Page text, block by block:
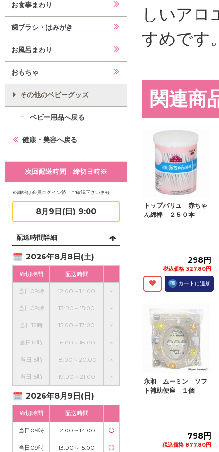
お食事まわり
歯ブラシ・はみがき
お風呂まわり
おもちゃ
その他のベビーグッズ
ベビー用品へ戻る
健康・美容へ戻る
次回配送時間 締切日時※
※詳細は会員ログイン後、ご確認下さいませ。
8月9日(日) 9:00
配送時間詳細
2026年8月8日(土)
締切時間 配送時間
当日09時 12:00～14:00 ×
当日09時 13:00～15:00 ×
当日12時 15:00～17:00 ×
当日12時 16:00～18:00 ×
当日15時 18:00～20:00 ×
当日15時 19:00～21:00 ×
2026年8月9日(日)
締切時間 配送時間
当日09時 12:00～14:00 〇
当日09時 13:00～15:00 〇
しいアロ
すめです
関連商
トップバリュ 赤ちゃ
ん綿棒 ２５０本
298円
税込価格 327.80円
カートに追加
永和 ムーミン ソフ
ト補助便座 １個
798円
税込価格 877.80円